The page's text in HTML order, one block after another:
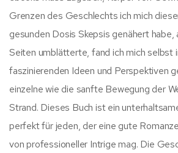
Grenzen des Geschlechts ich mich
gesunden Dosis Skepsis genähert habe,
Seiten umblätterte, fand ich mich selbst
faszinierenden Ideen und Perspektiven
einzelne wie die sanfte Bewegung der
Strand. Dieses Buch ist ein
perfekt für jeden, der eine gute
von professioneller Intrige mag. Die